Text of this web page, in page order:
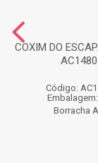
COXIM DO
AC1480
Código:
Embalagem:
Borracha